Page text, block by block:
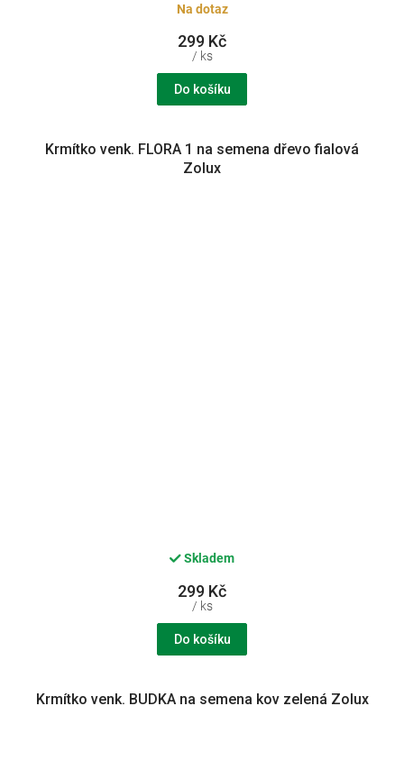
Na dotaz
299 Kč
/ ks
Do košíku
Krmítko venk. FLORA 1 na semena dřevo fialová
Zolux
Skladem
299 Kč
/ ks
Do košíku
Krmítko venk. BUDKA na semena kov zelená Zolux